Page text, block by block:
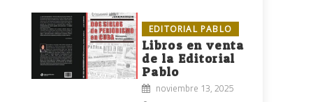
EDITORIAL PABLO
Libros en venta
de la Editorial
Pablo
noviembre 13, 2025